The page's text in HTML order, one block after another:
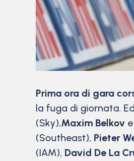
Prima ora di gara
la fuga di giornata.
(Sky),Maxim Belkov e
(Southeast), Pieter
(IAM), David De La